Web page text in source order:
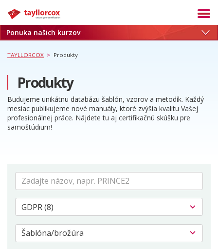
Akadémia
Termíny
Služby
Kariéra
Blog
Kontakt
Ponuka našich kurzov
TAYLLORCOX > Produkty
Produkty
Budujeme unikátnu databázu šablón, vzorov a metodík. Každý
mesiac publikujeme nové manuály, ktoré zvýšia kvalitu Vašej
profesionálnej práce. Nájdete tu aj certifikačnú skúšku pre
samoštúdium!